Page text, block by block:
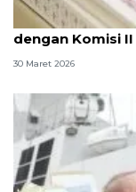
Mendagri
dengan Komisi II
30 Maret 2026